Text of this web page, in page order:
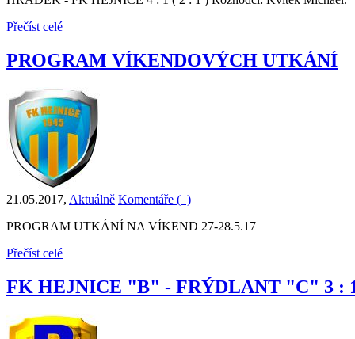
Přečíst celé
PROGRAM VÍKENDOVÝCH UTKÁNÍ
21.05.2017, Aktuálně Komentáře ( )
PROGRAM UTKÁNÍ NA VÍKEND 27-28.5.17
Přečíst celé
FK HEJNICE "B" - FRÝDLANT "C" 3 :